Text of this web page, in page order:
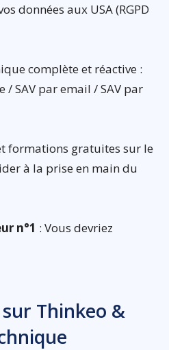
données aux USA (RGPD
complète et réactive :
SAV par email / SAV par
formations gratuites sur le
à la prise en main du
n°1 : Vous devriez
Thinkeo &